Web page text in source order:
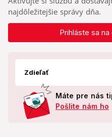
najdôležitejšie správy dňa.
Prihláste sa
Zdieľať
Máte pre nás
Pošlite nám ho